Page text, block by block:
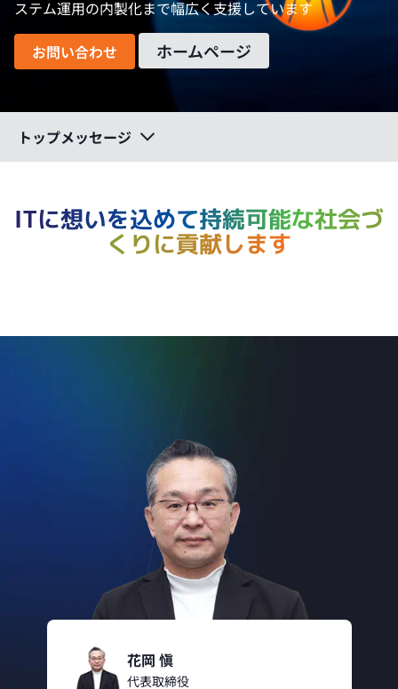
ステム運用の内製化まで幅広く支援しています
お問い合わせ ホームページ
トップメッセージ
ITに想いを込めて持続可能な社会づ
くりに貢献します
花岡 愼
代表取締役